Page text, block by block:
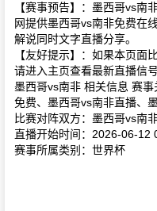
【赛事预告】：墨西哥vs南
网提供墨西哥vs南非免费在
解说同时文字直播分享。
【友好提示】：如果本页面
请进入主页查看最新直播信号
墨西哥vs南非 相关信息 赛
免费、墨西哥vs南非直播、
比赛对阵双方：墨西哥vs南
直播开始时间：2026-06-12
赛事所属类别：世界杯